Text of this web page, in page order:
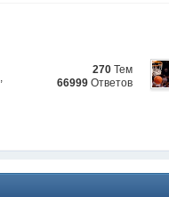
,
270 Тем
66999 Ответов